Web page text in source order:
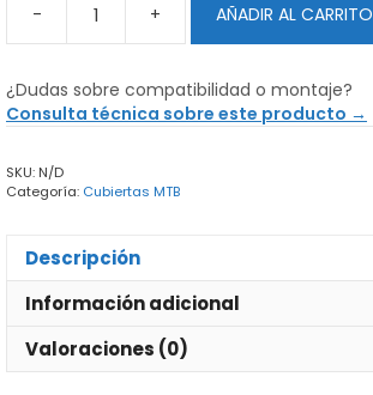
-
Schwalbe
Big
Addix
Soft
+ AÑADIR AL CARRITO
¿Dudas sobre compatibilidad o montaje?
Consulta técnica sobre este producto →
SKU: N/D
Categoría: Cubiertas MTB
Descripción
Información adicional
Valoraciones (0)